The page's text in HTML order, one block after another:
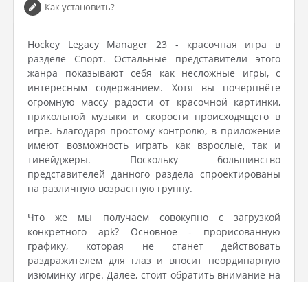
Как установить?
Hockey Legacy Manager 23 - красочная игра в
разделе Спорт. Остальные представители этого
жанра показывают себя как несложные игры, с
интересным содержанием. Хотя вы почерпнёте
огромную массу радости от красочной картинки,
прикольной музыки и скорости происходящего в
игре. Благодаря простому контролю, в приложение
имеют возможность играть как взрослые, так и
тинейджеры. Поскольку большинство
представителей данного раздела спроектированы
на различную возрастную группу.
Что же мы получаем совокупно с загрузкой
конкретного apk? Основное - прорисованную
графику, которая не станет действовать
раздражителем для глаз и вносит неординарную
изюминку игре. Далее, стоит обратить внимание на